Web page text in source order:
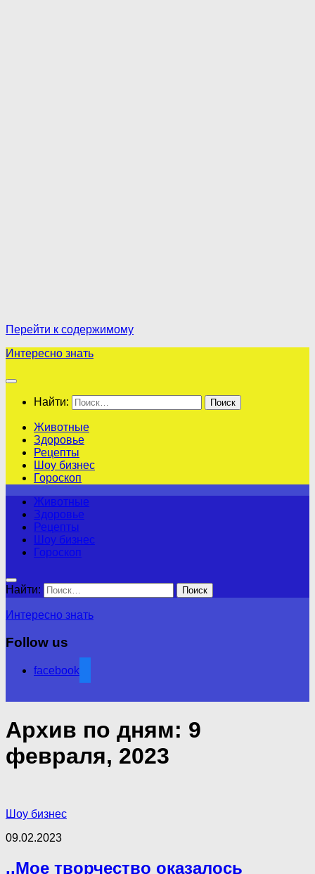
Перейти к содержимому
Интересно знать
Найти:
Животные
Здоровье
Рецепты
Шоу бизнес
Гороскоп
Животные
Здоровье
Рецепты
Шоу бизнес
Гороскоп
Найти:
Интересно знать
Follow us
facebook
Архив по дням: 9
февраля, 2023
Шоу бизнес
09.02.2023
,,Мое творчество оказалось